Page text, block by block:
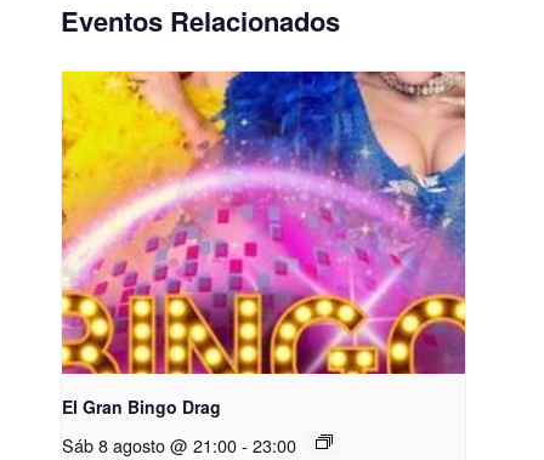
Eventos Relacionados
El Gran Bingo Drag
Sáb 8 agosto @ 21:00- 23:00